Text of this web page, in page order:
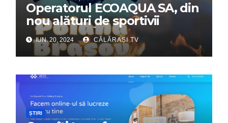
Operatorul ECOAQUA SA, din
nou alături de sportivii
călărășeni. Începe „Prima
Tabără”!
IUN. 20, 2024 CĂLĂRAȘI TV
ȘTIRI